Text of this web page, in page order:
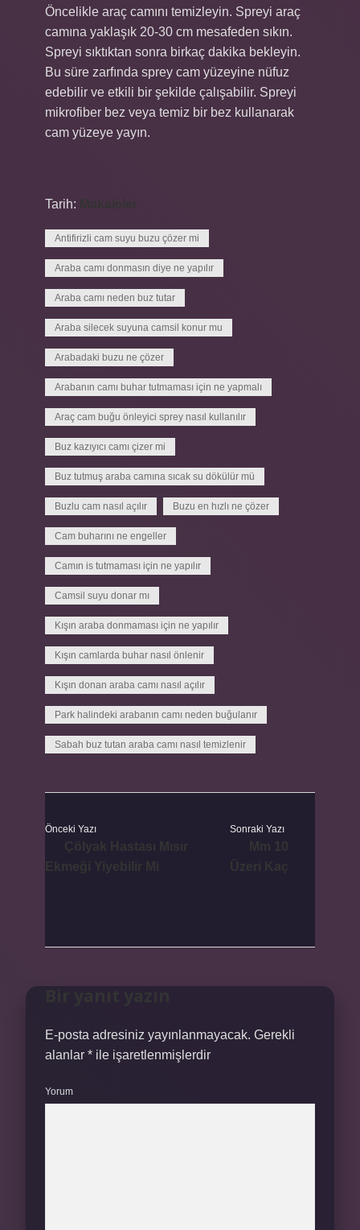
Öncelikle araç camını temizleyin. Spreyi araç
camına yaklaşık 20-30 cm mesafeden sıkın.
Spreyi sıktıktan sonra birkaç dakika bekleyin.
Bu süre zarfında sprey cam yüzeyine nüfuz
edebilir ve etkili bir şekilde çalışabilir. Spreyi
mikrofiber bez veya temiz bir bez kullanarak
cam yüzeye yayın.
Tarih:
Antifirizli cam suyu buzu çözer mi
Araba camı donmasın diye ne yapılır
Araba camı neden buz tutar
Araba silecek suyuna camsil konur mu
Arabadaki buzu ne çözer
Arabanın camı buhar tutmaması için ne yapmalı
Araç cam buğu önleyici sprey nasıl kullanılır
Buz kazıyıcı camı çizer mi
Buz tutmuş araba camına sıcak su dökülür mü
Buzlu cam nasıl açılır Buzu en hızlı ne çözer
Cam buharını ne engeller
Camın is tutmaması için ne yapılır
Camsil suyu donar mı
Kışın araba donmaması için ne yapılır
Kışın camlarda buhar nasıl önlenir
Kışın donan araba camı nasıl açılır
Park halindeki arabanın camı neden buğulanır
Sabah buz tutan araba camı nasıl temizlenir
Önceki Yazı Sonraki Yazı
E-posta adresiniz yayınlanmayacak. Gerekli
alanlar * ile işaretlenmişlerdir
Yorum